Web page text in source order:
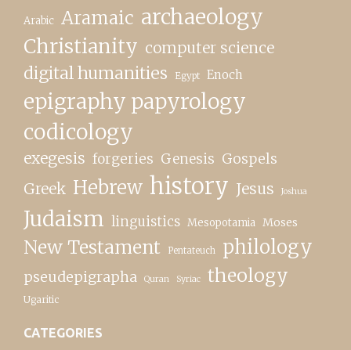
Arabic Aramaic archaeology
Christianity computer science
digital humanities Egypt Enoch
epigraphy papyrology
codicology
exegesis forgeries Genesis Gospels
Greek Hebrew history Jesus Joshua
Judaism linguistics Mesopotamia Moses
New Testament Pentateuch philology
pseudepigrapha Quran Syriac theology
Ugaritic
CATEGORIES